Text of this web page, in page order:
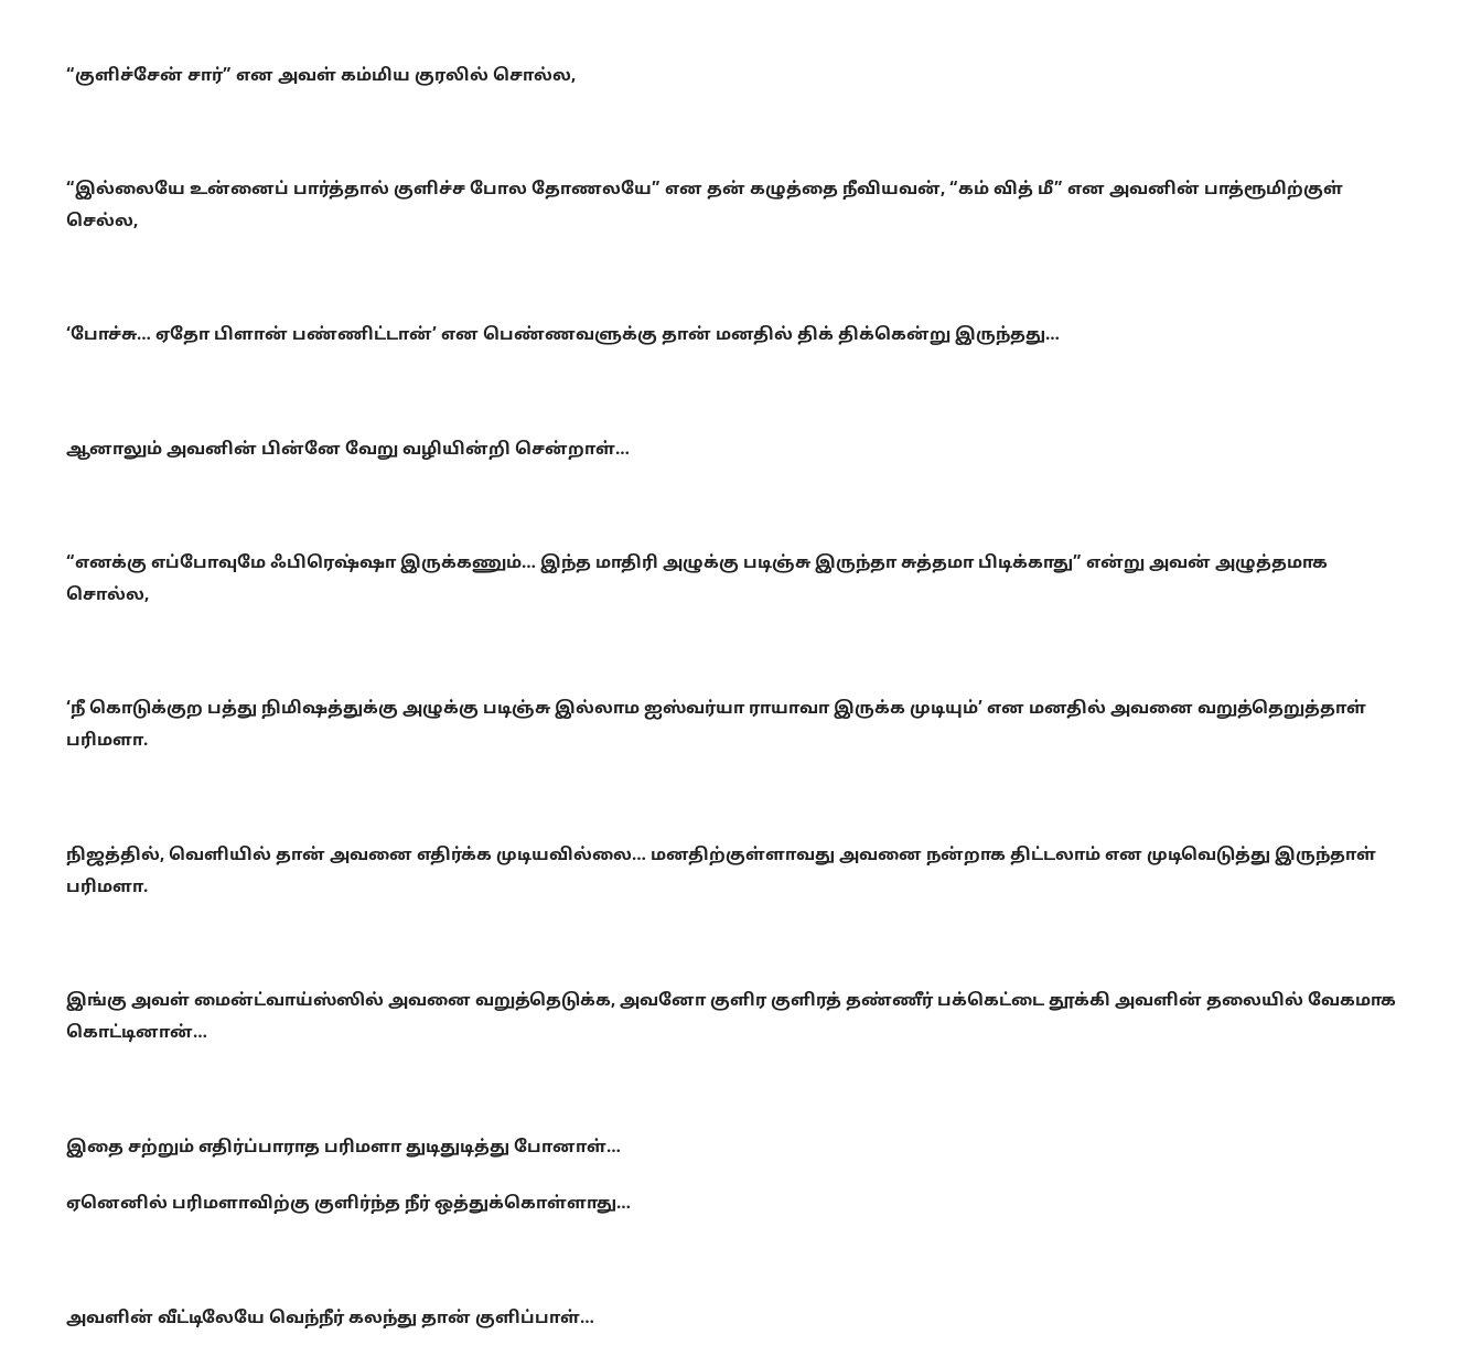
“குளிச்சேன் சார்” என அவள் கம்மிய குரலில் சொல்ல,
“இல்லையே உன்னைப் பார்த்தால் குளிச்ச போல தோணலயே” என தன் கழுத்தை நீவியவன், “கம் வித் மீ” என அவனின் பாத்ரூமிற்குள்
செல்ல,
‘போச்சு… ஏதோ பிளான் பண்ணிட்டான்’ என பெண்ணவளுக்கு தான் மனதில் திக் திக்கென்று இருந்தது…
ஆனாலும் அவனின் பின்னே வேறு வழியின்றி சென்றாள்…
“எனக்கு எப்போவுமே ஃபிரெஷ்ஷா இருக்கணும்… இந்த மாதிரி அழுக்கு படிஞ்சு இருந்தா சுத்தமா பிடிக்காது” என்று அவன் அழுத்தமாக
சொல்ல,
‘நீ கொடுக்குற பத்து நிமிஷத்துக்கு அழுக்கு படிஞ்சு இல்லாம ஐஸ்வர்யா ராயாவா இருக்க முடியும்’ என மனதில் அவனை வறுத்தெறுத்தாள்
பரிமளா.
நிஜத்தில், வெளியில் தான் அவனை எதிர்க்க முடியவில்லை… மனதிற்குள்ளாவது அவனை நன்றாக திட்டலாம் என முடிவெடுத்து இருந்தாள்
பரிமளா.
இங்கு அவள் மைன்ட்வாய்ஸ்ஸில் அவனை வறுத்தெடுக்க, அவனோ குளிர குளிரத் தண்ணீர் பக்கெட்டை தூக்கி அவளின் தலையில் வேகமாக
கொட்டினான்…
இதை சற்றும் எதிர்ப்பாராத பரிமளா துடிதுடித்து போனாள்…
ஏனெனில் பரிமளாவிற்கு குளிர்ந்த நீர் ஒத்துக்கொள்ளாது…
அவளின் வீட்டிலேயே வெந்நீர் கலந்து தான் குளிப்பாள்…